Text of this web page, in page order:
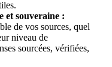
et souveraine :
de vos sources, quel
niveau de
sourcées, vérifiées,